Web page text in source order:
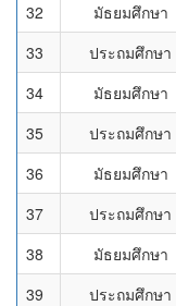
32
มัธยมศึกษา
33
ประถมศึกษา
34
มัธยมศึกษา
35
ประถมศึกษา
36
มัธยมศึกษา
37
ประถมศึกษา
38
มัธยมศึกษา
39
ประถมศึกษา